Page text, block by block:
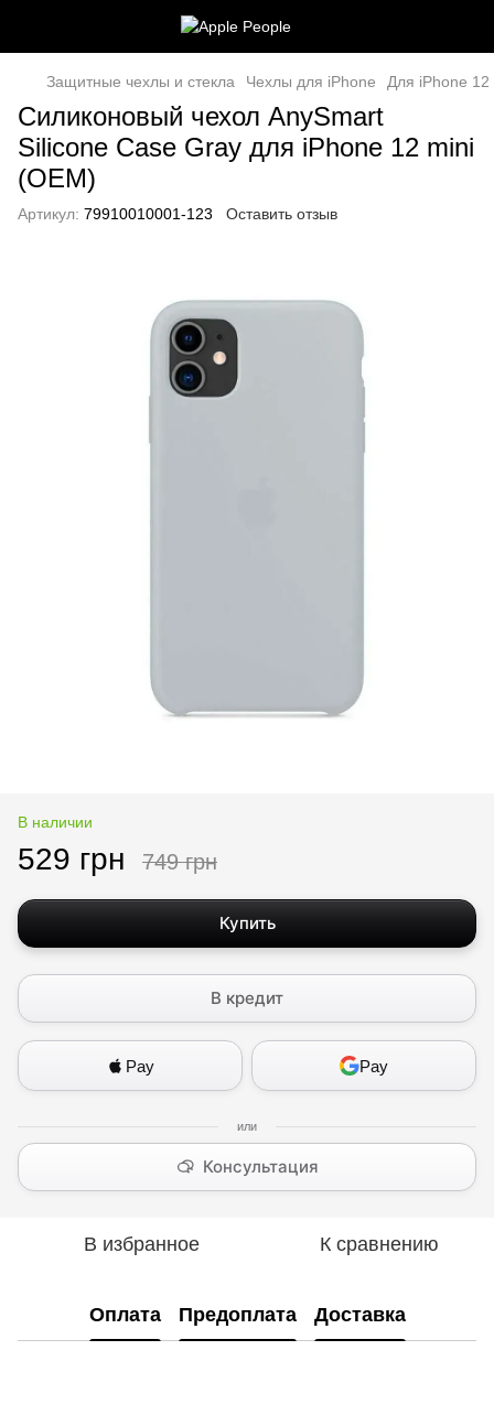
Защитные чехлы и стекла Чехлы для iPhone Для iPhone 12
Силиконовый чехол AnySmart
Silicone Case Gray для iPhone 12 mini
(OEM)
Артикул: 79910010001-123 Оставить отзыв
В наличии
529 грн 749 грн
Купить
В кредит
Pay Pay
Консультация
В избранное К сравнению
Оплата Предоплата Доставка